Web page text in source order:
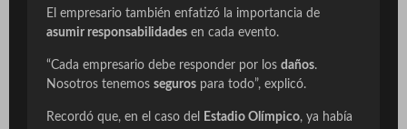
El empresario también enfatizó la importancia de
asumir responsabilidades en cada evento.
“Cada empresario debe responder por los daños.
Nosotros tenemos seguros para todo”, explicó.
Recordó que, en el caso del Estadio Olímpico, ya había